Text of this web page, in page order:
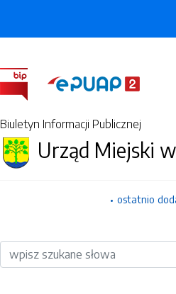
Biuletyn Informacji Publicznej
Urząd Miejski
ostatnio
Wyszukiwarka